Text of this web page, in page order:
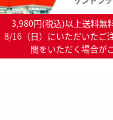
3,980円(税込)以上送料無
8/16（日）にいただいたご
間をいただく場合が